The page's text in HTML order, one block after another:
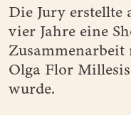
Die Jury erstellte
vier Jahre eine
Olga Flor
wurde.